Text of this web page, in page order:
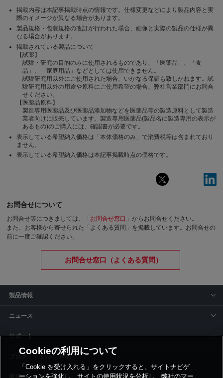
掲載内容は本記事掲載時点の情報です。仕様変更などにより製品内容と実
際のイメージが異なる場合があります。
製品規格・包装規格の改訂が行われた場合、画像と実際の製品の仕様が異
なる場合があります。
掲載されている製品について
【試薬】
試験・研究の目的のみに使用されるものであり、「医薬品」、「食
品」、「家庭用品」などとしては使用できません。
試験研究用以外にご使用された場合、いかなる保証も致しかねます。試
験研究用以外の用途や原料にご使用希望の場合、弊社営業部門にお問合
せください。
【医薬品原料】
製造専用医薬品及び医薬品添加物などを医薬品等の製造原料として製造
業者向けに販売しています。製造専用医薬品(製品名に製造専用の表示が
あるもの)のご購入には、確認書が必要です。
表示している希望納入価格は「本体価格のみ」で消費税等は含まれており
ません。
表示している希望納入価格は本記事掲載時点の価格です。
お問合せについて
お問合せ等につきましては、「 お問合せ窓口 」からお問合せください。
また、お客様から寄せられた「よくある質問」を掲載しています。お問合せの
前に一度ご確認ください。
お問合せ窓口（よくある質問）
製品情報
ニュース
サポート
siyaku-blog
Cookieの利用について
「Cookie を受け入れる」をクリックすると、サイトナビゲ
ーションを強化し、サイトの使用状況を分析し、弊社のマー